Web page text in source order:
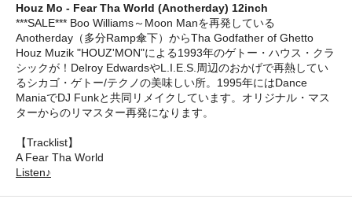
Houz Mo - Fear Tha World (Anotherday) 12inch
***SALE*** Boo Williams～Moon Manを再発している
Anotherday（多分Ramp傘下）からTha Godfather of Ghetto
Houz Muzik "HOUZ'MON"による1993年のゲトー・ハウス・クラ
シックが！Delroy EdwardsやL.I.E.S.周辺のおかげで再熱してい
るシカゴ・ゲトー/テクノの美味しい所。1995年にはDance
ManiaでDJ Funkと共同リメイクしています。オリジナル・マス
ターからのリマスター再発になります。
【Tracklist】
A Fear Tha World
Listen♪